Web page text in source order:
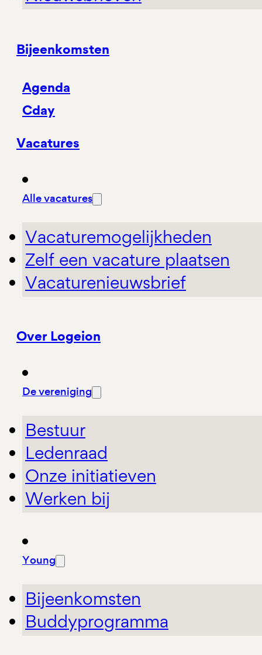
Bijeenkomsten
Agenda
Cday
Vacatures
Alle vacatures
Vacaturemogelijkheden
Zelf een vacature plaatsen
Vacaturenieuwsbrief
Over Logeion
De vereniging
Bestuur
Ledenraad
Onze initiatieven
Werken bij
Young
Bijeenkomsten
Buddyprogramma